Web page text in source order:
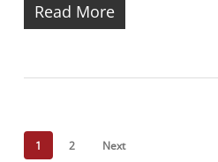
Read More
1 2 Next